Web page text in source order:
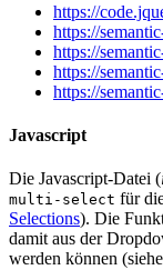
https://
https://
https://
https://
https://
Javascript
Die Javascript-Datei (
multi-select für
Selections). Die
damit aus der
werden können